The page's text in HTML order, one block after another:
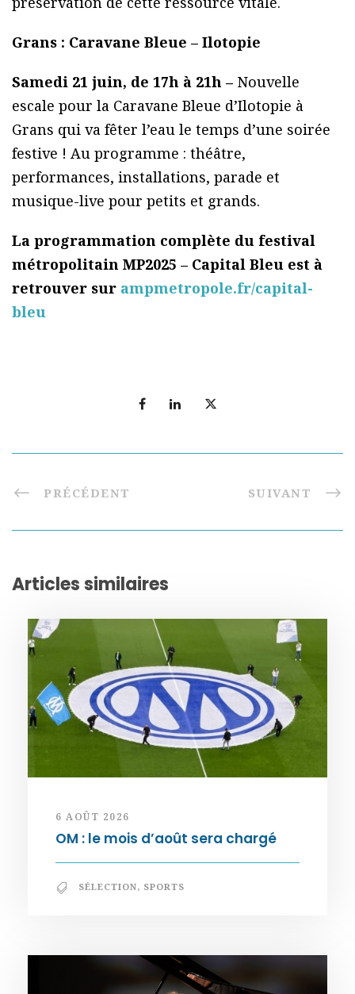
Grans : Caravane Bleue – Ilotopie
Samedi 21 juin, de 17h à 21h – Nouvelle
escale pour la Caravane Bleue d’Ilotopie à
Grans qui va fêter l’eau le temps d’une soirée
festive ! Au programme : théâtre,
performances, installations, parade et
musique-live pour petits et grands.
La programmation complète du festival
métropolitain MP2025 – Capital Bleu est à
retrouver sur ampmetropole.fr/capital-
bleu
PRÉCÉDENT SUIVANT
Articles similaires
6 AOÛT 2026
OM : le mois d’août sera chargé
SÉLECTION, SPORTS